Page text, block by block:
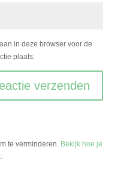
in deze browser voor de
plaats.
te verminderen. Bekijk hoe je
.